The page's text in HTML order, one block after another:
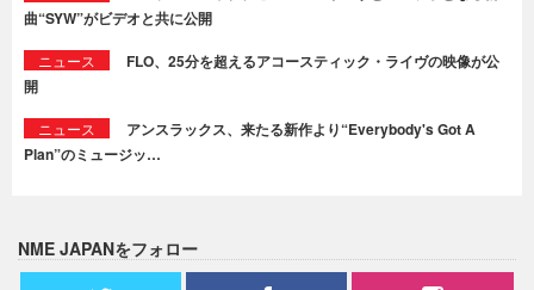
曲“SYW”がビデオと共に公開
ニュース
FLO、25分を超えるアコースティック・ライヴの映像が公
開
ニュース
アンスラックス、来たる新作より“Everybody's Got A
Plan”のミュージッ…
NME JAPANをフォロー